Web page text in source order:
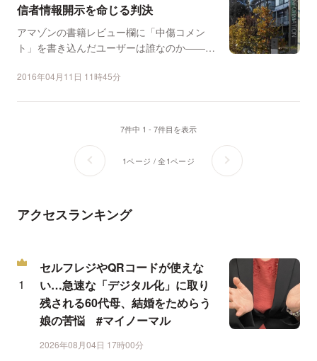
信者情報開示を命じる判決
アマゾンの書籍レビュー欄に「中傷コメン
ト」を書き込んだユーザーは誰なのか――。
2016年04月11日 11時45分
7件中 1 - 7件目を表示
1ページ / 全1ページ
アクセスランキング
セルフレジやQRコードが使えな
い…急速な「デジタル化」に取り
残される60代母、結婚をためらう
娘の苦悩 #マイノーマル
2026年08月04日 17時00分